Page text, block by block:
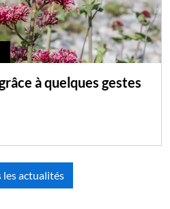
à quelques gestes
les actualités